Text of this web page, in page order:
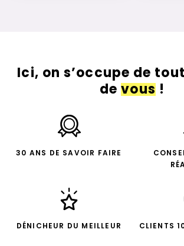
Ici, on s’occupe de
devous!
30 ANS DE SAVOIR FAIRE
DÉNICHEUR DU MEILLEUR CLIENTS